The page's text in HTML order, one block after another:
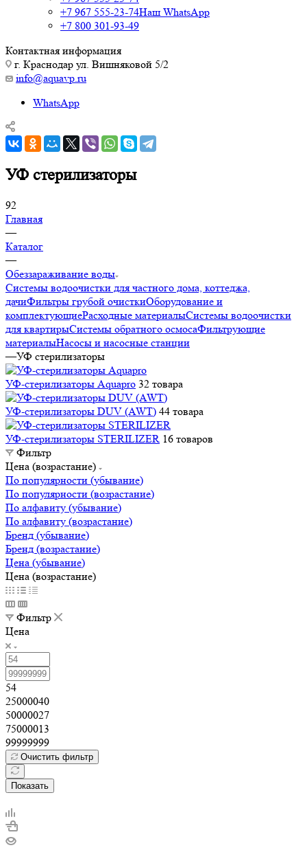
+7 967 555-23-74Наш WhatsApp
+7 800 301-93-49
Контактная информация
г. Краснодар ул. Вишняковой 5/2
info@aquavp.ru
WhatsApp
УФ стерилизаторы
92
Главная
—
Каталог
—
Обеззараживание воды
Системы водоочистки для частного дома, коттеджа,
дачиФильтры грубой очисткиОборудование и
комплектующиеРасходные материалыСистемы водоочистки
для квартирыСистемы обратного осмосаФильтрующие
материалыНасосы и насосные станции
—УФ стерилизаторы
УФ-стерилизаторы Aquapro 32 товара
УФ-стерилизаторы DUV (AWT) 44 товара
УФ-стерилизаторы STERILIZER 16 товаров
Фильтр
Цена (возрастание)
По популярности (убывание)
По популярности (возрастание)
По алфавиту (убывание)
По алфавиту (возрастание)
Бренд (убывание)
Бренд (возрастание)
Цена (убывание)
Цена (возрастание)
Фильтр
Цена
54
25000040
50000027
75000013
99999999
Очистить фильтр
Показать